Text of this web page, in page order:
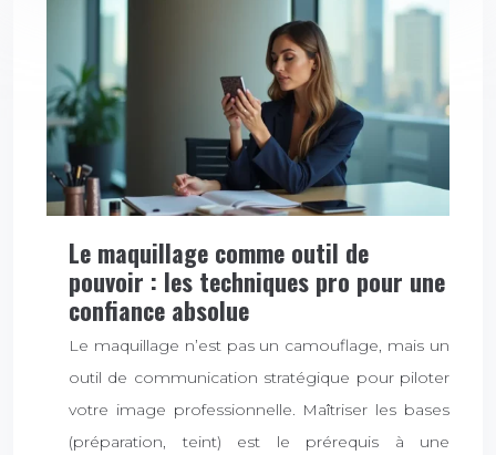
Le maquillage comme outil de
pouvoir : les techniques pro pour une
confiance absolue
Le maquillage n’est pas un camouflage, mais un
outil de communication stratégique pour piloter
votre image professionnelle. Maîtriser les bases
(préparation, teint) est le prérequis à une